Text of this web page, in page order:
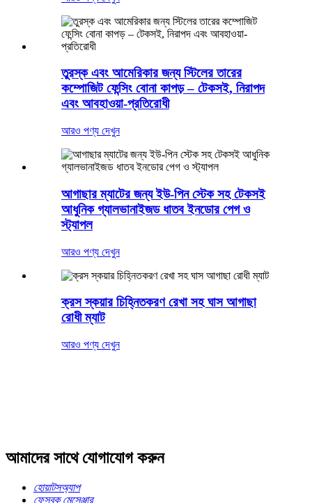
তুরস্ক এবং আমেরিকার জন্য স্টিলের তারের
কম্পোজিট ফেন্সিং বোনা কাপড় – টেকসই, নিরাপদ
এবং আবহাওয়া-প্রতিরোধী
আরও পণ্য দেখুন
আগাছার ম্যাটের জন্য ইউ-পিন স্টেক সহ টেকসই
আধুনিক গ্যালভানাইজড ধাতব ইনডোর পেগ ও
স্ট্যাপল
আরও পণ্য দেখুন
ক্রস স্কয়ার চিহ্নিতকরণ রেখা সহ ঘাস আগাছা
রোধী ম্যাট
আরও পণ্য দেখুন
আমাদের সাথে যোগাযোগ করুন
হোয়াটসঅ্যাপ
ফেসবুক মেসেঞ্জার